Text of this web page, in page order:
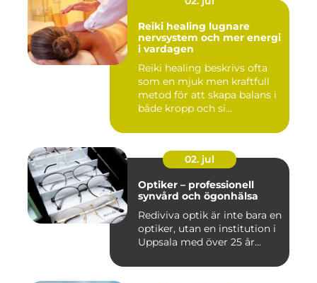
Reiki healing lugnare
nervsystem och mer energi
i vardagen
Reiki healing beskrivs ofta
som en mjuk men kraftfull
metod för att skapa balans i
både kropp och si...
02. jul
Optiker – professionell
synvård och ögonhälsa
Rediviva optik är inte bara en
optiker, utan en institution i
Uppsala med över 25 år...